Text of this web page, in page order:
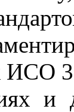
ИСО